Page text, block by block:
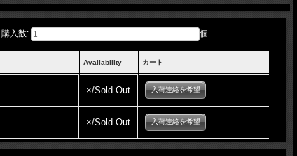
購入数: 個
Availability カート
×/Sold Out 入荷連絡を希望
×/Sold Out 入荷連絡を希望